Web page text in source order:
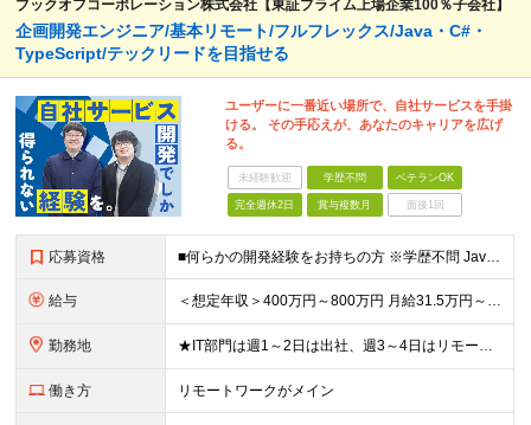
ブックオフコーポレーション株式会社【東証プライム上場企業100％子会社】
企画開発エンジニア/基本リモート/フルフレックス/Java・C#・
TypeScript/テックリードを目指せる
ユーザーに一番近い場所で、自社サービスを手掛
ける。 その手応えが、あなたのキャリアを広げ
る。
未経験歓迎 学歴不問 ベテランOK
完全週休2日 賞与複数月 面接1回
応募資格 ■何らかの開発経験をお持ちの方 ※学歴不問 Javaは経験ないがWebアプリケーション運用知識やDB知識が豊富など 何か一つでも強みがあれば活躍できる可能性があります！ 興味をお持ちいただけましたら
給与 ＜想定年収＞400万円～800万円 月給31.5万円～55万円＋賞与＋交通費全額支給＋各種手当 ※経験・能力などを考慮し相談の上、当社規定により決定します。 ※上記金額には16～21時間分のみなし残
勤務地 ★IT部門は週1～2日は出社、週3～4日はリモートワーク ★勤務地はご本人のご希望を最優先します ■飯田橋オフィス／東京都新宿区揚場町2-26 SKビル ■本社／神奈川県相模原市南区古淵2-14-
働き方 リモートワークがメイン